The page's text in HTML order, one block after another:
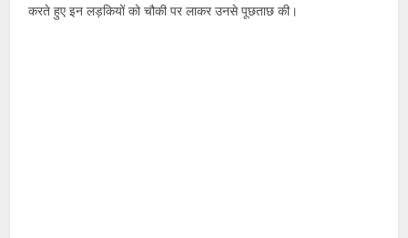
करते हुए इन लड़कियों को चौकी पर लाकर उनसे पूछताछ की।